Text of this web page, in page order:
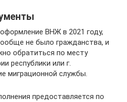
ВНЖ в 2021 году,
не было гражданства, и
обратиться по месту
республики или г.
миграционной службы.
предоставляется по